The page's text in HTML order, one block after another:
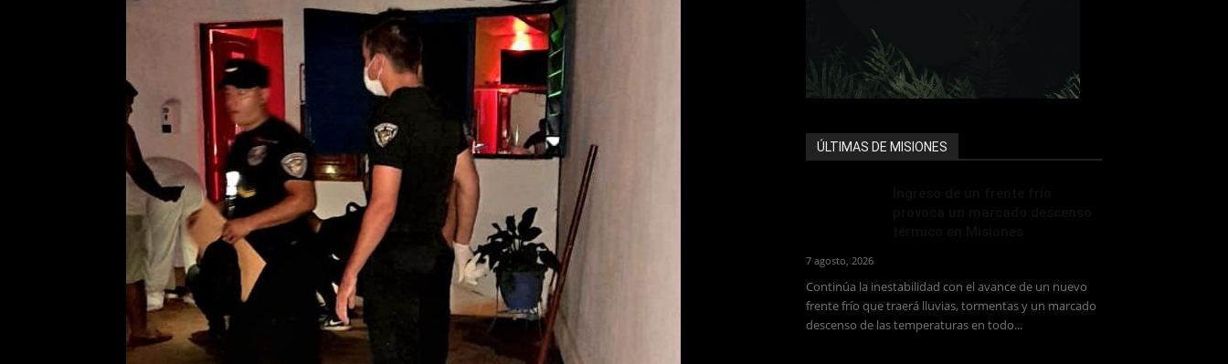
ÚLTIMAS DE MISIONES
7 agosto, 2026
Continúa la inestabilidad con el avance de un nuevo
frente frío que traerá lluvias, tormentas y un marcado
descenso de las temperaturas en todo...